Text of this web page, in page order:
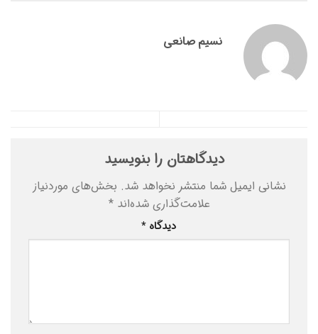
نسیم صانعی
دیدگاهتان را بنویسید
نشانی ایمیل شما منتشر نخواهد شد. بخش‌های موردنیاز
علامت‌گذاری شده‌اند*
دیدگاه *